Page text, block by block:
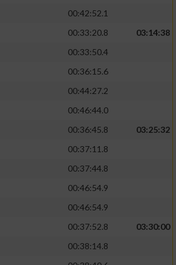
00:42:52.1
00:33:20.8
03:14:38
00:33:50.4
00:36:15.6
00:44:27.2
00:46:44.0
00:36:45.8
03:25:32
00:37:11.8
00:37:44.8
00:46:54.9
00:46:54.9
00:37:52.8
03:30:00
00:38:14.8